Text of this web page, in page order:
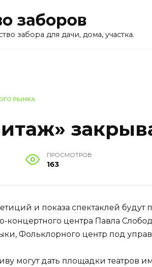
заборов
забора для дачи, дома, участка.
РЫНКА
ПРОСМОТРОВ
163
и показа спектаклей будут
концертного центра Павла
Фольклорного центр под
могут дать площадки театров